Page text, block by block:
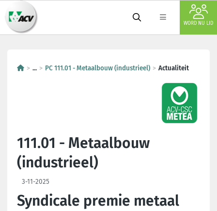
WORD NU LID
... PC 111.01 - Metaalbouw (industrieel) Actualiteit
111.01 - Metaalbouw
(industrieel)
3-11-2025
Syndicale premie metaal